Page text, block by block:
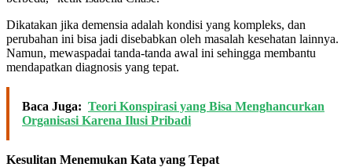
Dikatakan jika demensia adalah kondisi yang kompleks, dan
perubahan ini bisa jadi disebabkan oleh masalah kesehatan lainnya.
Namun, mewaspadai tanda-tanda awal ini sehingga membantu
mendapatkan diagnosis yang tepat.
Baca Juga: Teori Konspirasi yang Bisa Menghancurkan
Organisasi Karena Ilusi Pribadi
Kesulitan Menemukan Kata yang Tepat